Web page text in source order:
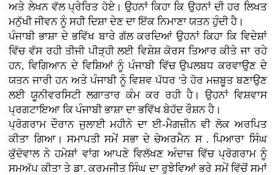
ਅਤੇ ਲੇਖਨ ਵੱਲ ਪ੍ਰੇਰਿਤ ਹੋਏ। ਉਹਨਾਂ ਕਿਹਾ ਕਿ ਉਹਨਾਂ ਦੀ ਹਰ ਲਿਖਤ
ਮਨੁੱਖੀ ਜੀਵਨ ਨੂੰ ਸਹੀ ਦਿਸ਼ਾ ਦੇਣ ਦਾ ਇੱਕ ਨਿਮਾਣਾ ਯਤਨ ਹੁੰਦੀ ਹੈ।
ਪੰਜਾਬੀ ਭਾਸ਼ਾ ਦੇ ਭਵਿੱਖ ਬਾਰੇ ਗੱਲ ਕਰਦਿਆਂ ਉਹਨਾਂ ਕਿਹਾ ਕਿ ਵਿਦੇਸ਼ਾਂ
ਵਿੱਚ ਵੱਸ ਰਹੀ ਤੀਜੀ ਪੀੜ੍ਹੀ ਲਈ ਵਿਸ਼ੇਸ਼ ਕੋਰਸ ਤਿਆਰ ਕੀਤੇ ਜਾ ਰਹੇ
ਹਨ, ਵਿਗਿਆਨ ਦੇ ਵਿਸ਼ਿਆਂ ਨੂੰ ਪੰਜਾਬੀ ਵਿੱਚ ਉਪਲਬਧ ਕਰਵਾਉਣ ਦੇ
ਯਤਨ ਜਾਰੀ ਹਨ ਅਤੇ ਪੰਜਾਬੀ ਨੂੰ ਵਿਸ਼ਵ ਪੱਧਰ 'ਤੇ ਹੋਰ ਮਜ਼ਬੂਤ ਬਣਾਉਣ
ਲਈ ਯੂਨੀਵਰਸਿਟੀ ਲਗਾਤਾਰ ਕੰਮ ਕਰ ਰਹੀ ਹੈ। ਉਹਨਾਂ ਵਿਸ਼ਵਾਸ
ਪ੍ਰਗਟਾਇਆ ਕਿ ਪੰਜਾਬੀ ਭਾਸ਼ਾ ਦਾ ਭਵਿੱਖ ਬੇਹੱਦ ਰੌਸ਼ਨ ਹੈ।
ਪ੍ਰੋਗਰਾਮ ਦੌਰਾਨ ਜੁਲਾਈ ਮਹੀਨੇ ਦਾ ਈ-ਮੈਗਜ਼ੀਨ ਵੀ ਲੋਕ ਅਰਪਿਤ
ਕੀਤਾ ਗਿਆ। ਸਮਾਪਤੀ ਸਮੇਂ ਸਭਾ ਦੇ ਚੇਅਰਮੈਨ ਸ . ਪਿਆਰਾ ਸਿੰਘ
ਕੁੱਦੋਵਾਲ ਨੇ ਹਮੇਸ਼ਾਂ ਵਾਂਗ ਆਪਣੇ ਵਿਲੱਖਣ ਅੰਦਾਜ਼ ਵਿੱਚ ਪ੍ਰੋਗਰਾਮ ਨੂੰ
ਸਮਅੱਪ ਕੀਤਾ ਤੇ ਡਾ. ਕਰਮਜੀਤ ਸਿੰਘ ਦਾ ਰੁਝੇਵਿਆਂ ਭਰੇ ਸਮੇਂ ਵਿੱਚੋਂ ਸਮਾਂ